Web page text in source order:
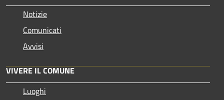
Notizie
Comunicati
Avvisi
VIVERE IL COMUNE
Luoghi